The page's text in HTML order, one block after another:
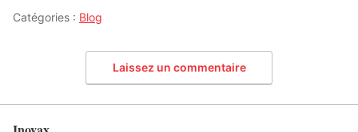
Catégories : Blog
Laissez un commentaire